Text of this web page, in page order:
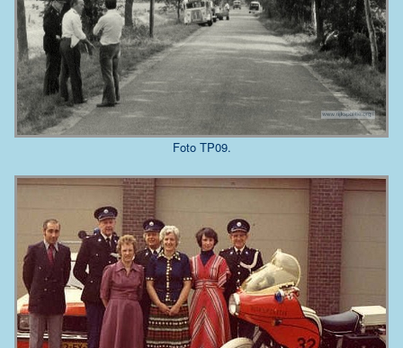
Foto TP09.